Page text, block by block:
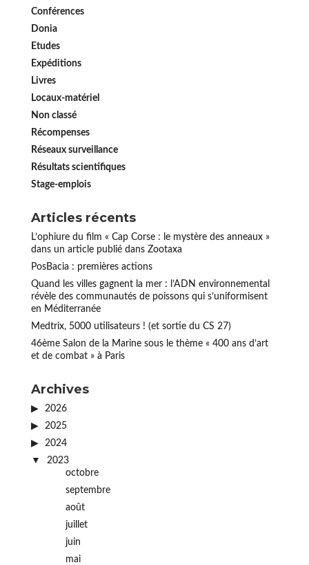
Conférences
Donia
Etudes
Expéditions
Livres
Locaux-matériel
Non classé
Récompenses
Réseaux surveillance
Résultats scientifiques
Stage-emplois
Articles récents
L’ophiure du film « Cap Corse : le mystère des anneaux »
dans un article publié dans Zootaxa
PosBacia : premières actions
Quand les villes gagnent la mer : l’ADN environnemental
révèle des communautés de poissons qui s’uniformisent
en Méditerranée
Medtrix, 5000 utilisateurs ! (et sortie du CS 27)
46ème Salon de la Marine sous le thème « 400 ans d’art
et de combat » à Paris
Archives
2026
2025
2024
2023
octobre
septembre
août
juillet
juin
mai